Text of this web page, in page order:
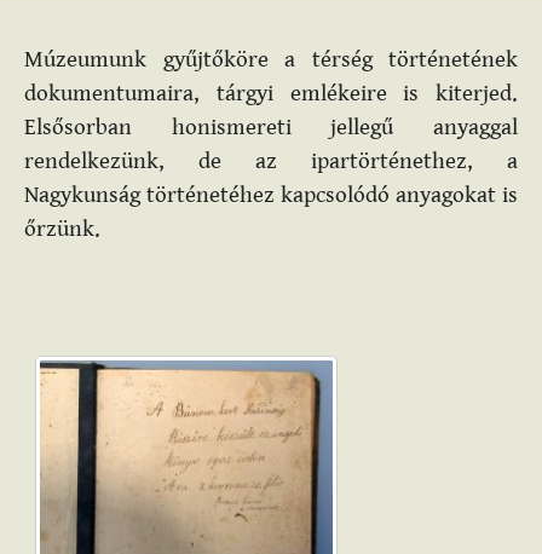
Múzeumunk gyűjtőköre a térség történetének
dokumentumaira, tárgyi emlékeire is kiterjed.
Elsősorban honismereti jellegű anyaggal
rendelkezünk, de az ipartörténethez, a
Nagykunság történetéhez kapcsolódó anyagokat is
őrzünk.